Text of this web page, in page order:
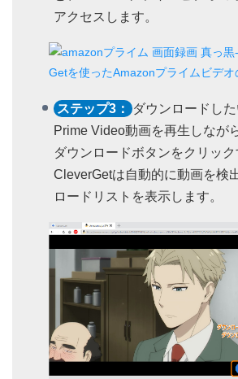
アクセスします。
ステップ3：
ダウンロードし
Prime Video動画を再生しなが
ダウンロードボタンをクリック
CleverGetは自動的に動画を検
ロードリストを表示します。